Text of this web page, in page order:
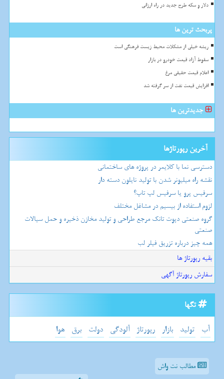
دلار و سکه طرح جدید در راه ارزانی
پربحث ترین ها
ریشه خیلی از مشکلات محیط زیست فرهنگی است
سقوط آزاد قیمت خودرو در بازار
اعلام قیمت حقیقی مرغ
افزایش قیمت نفت از سر گرفته شد
جدیدترین ها
آخرین رپورتاژها
دسترسی نما با کلایمر در پروژه های ساختمانی
نقشه راه میلیونر شدن با تولید نایلون دسته دار
سرفیس پرو یا سرفیس لپ تاپ؟
لزوم استفاده از بیسیم در مشاغل مختلف
گروه صنعتی دپوت تانک مرجع طراحی و تولید مخازن ذخیره و حمل سیالات
صنعتی
همه چیز درباره تزریق فیلر لب
بقیه رپورتاژ ها
سفارش رپورتاژ آگهی
تگها
آب تولید بازار رپورتاژ آلودگی دولت برق هوا
مطالب نت واش